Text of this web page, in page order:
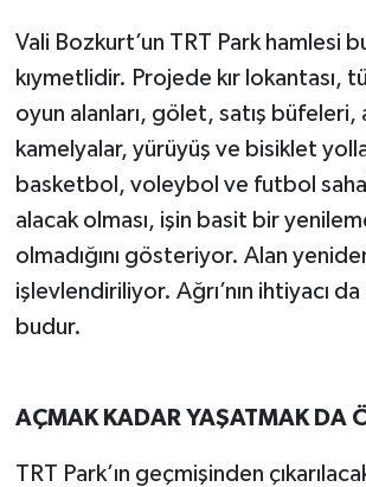
Vali Bozkurt’un TRT Park hamlesi
kıymetlidir. Projede kır lokantası,
oyun alanları, gölet, satış büfeleri,
kamelyalar, yürüyüş ve bisiklet
basketbol, voleybol ve futbol
alacak olması, işin basit bir
olmadığını gösteriyor. Alan
işlevlendiriliyor. Ağrı’nın ihtiyacı
budur.
AÇMAK KADAR YAŞATMAK DA
TRT Park’ın geçmişinden